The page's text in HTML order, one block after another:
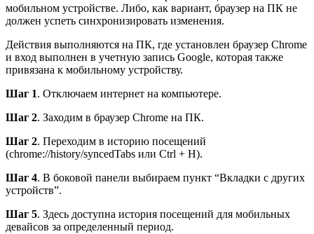
мобильном устройстве. Либо, как вариант, браузер на ПК не
должен успеть синхронизировать изменения.
Действия выполняются на ПК, где установлен браузер Chrome
и вход выполнен в учетную запись Google, которая также
привязана к мобильному устройству.
Шаг 1. Отключаем интернет на компьютере.
Шаг 2. Заходим в браузер Chrome на ПК.
Шаг 2. Переходим в историю посещений
(chrome://history/syncedTabs или Ctrl + H).
Шаг 4. В боковой панели выбираем пункт “Вкладки с других
устройств”.
Шаг 5. Здесь доступна история посещений для мобильных
девайсов за определенный период.